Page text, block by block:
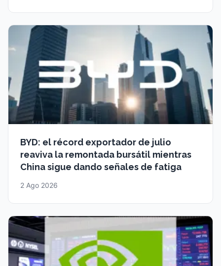
BYD: el récord exportador de julio
reaviva la remontada bursátil mientras
China sigue dando señales de fatiga
2 Ago 2026